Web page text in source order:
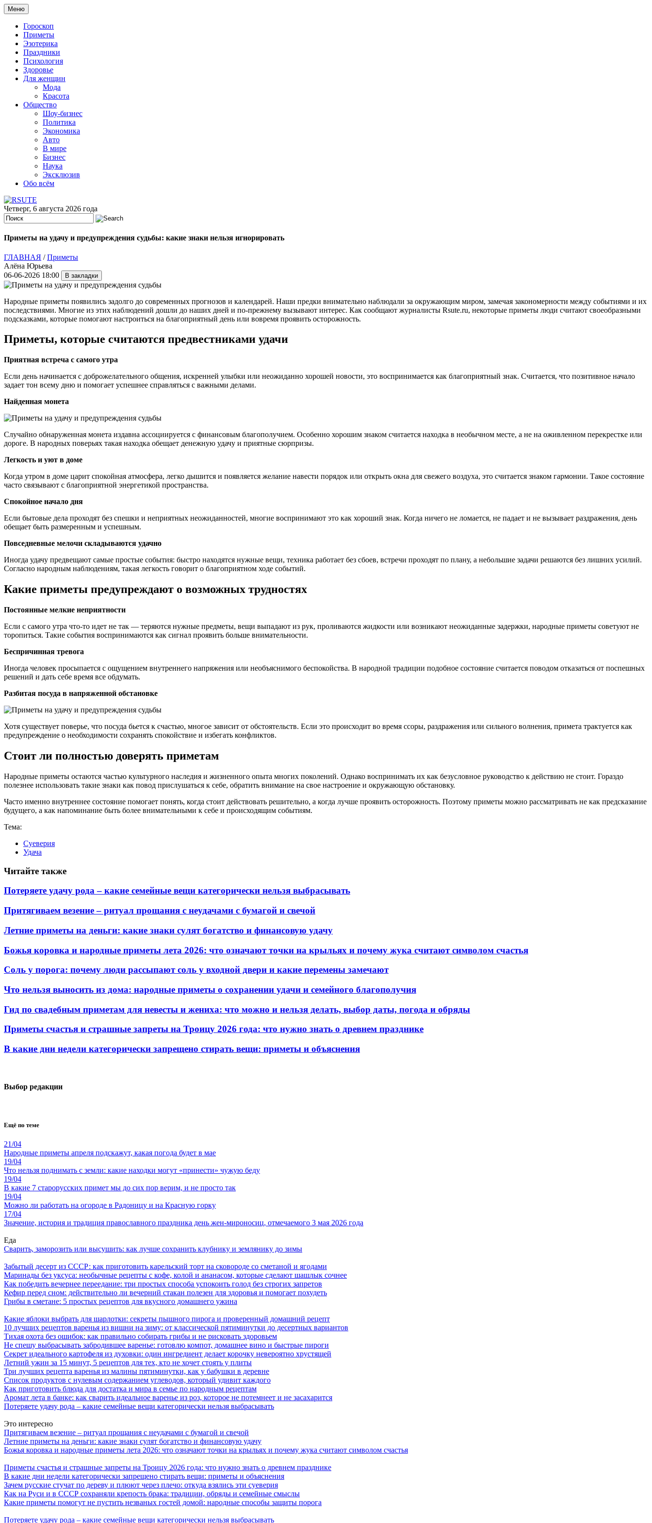
Меню
Гороскоп
Приметы
Эзотерика
Праздники
Психология
Здоровье
Для женщин
Мода
Красота
Общество
Шоу-бизнес
Политика
Экономика
Авто
В мире
Бизнес
Наука
Эксклюзив
Обо всём
Четверг, 6 августа 2026 года
Приметы на удачу и предупреждения судьбы: какие знаки нельзя игнорировать
ГЛАВНАЯ /Приметы
Алёна Юрьева
06-06-2026 18:00
Народные приметы появились задолго до современных прогнозов и календарей. Наши предки внимательно наблюдали за окружающим миром, замечая закономерности между событиями и их
последствиями. Многие из этих наблюдений дошли до наших дней и по-прежнему вызывают интерес. Как сообщают журналисты Rsute.ru, некоторые приметы люди считают своеобразными
подсказками, которые помогают настроиться на благоприятный день или вовремя проявить осторожность.
Приметы, которые считаются предвестниками удачи
Приятная встреча с самого утра
Если день начинается с доброжелательного общения, искренней улыбки или неожиданно хорошей новости, это воспринимается как благоприятный знак. Считается, что позитивное начало
задает тон всему дню и помогает успешнее справляться с важными делами.
Найденная монета
Случайно обнаруженная монета издавна ассоциируется с финансовым благополучием. Особенно хорошим знаком считается находка в необычном месте, а не на оживленном перекрестке или
дороге. В народных поверьях такая находка обещает денежную удачу и приятные сюрпризы.
Легкость и уют в доме
Когда утром в доме царит спокойная атмосфера, легко дышится и появляется желание навести порядок или открыть окна для свежего воздуха, это считается знаком гармонии. Такое состояние
часто связывают с благоприятной энергетикой пространства.
Спокойное начало дня
Если бытовые дела проходят без спешки и неприятных неожиданностей, многие воспринимают это как хороший знак. Когда ничего не ломается, не падает и не вызывает раздражения, день
обещает быть размеренным и успешным.
Повседневные мелочи складываются удачно
Иногда удачу предвещают самые простые события: быстро находятся нужные вещи, техника работает без сбоев, встречи проходят по плану, а небольшие задачи решаются без лишних усилий.
Согласно народным наблюдениям, такая легкость говорит о благоприятном ходе событий.
Какие приметы предупреждают о возможных трудностях
Постоянные мелкие неприятности
Если с самого утра что-то идет не так — теряются нужные предметы, вещи выпадают из рук, проливаются жидкости или возникают неожиданные задержки, народные приметы советуют не
торопиться. Такие события воспринимаются как сигнал проявить больше внимательности.
Беспричинная тревога
Иногда человек просыпается с ощущением внутреннего напряжения или необъяснимого беспокойства. В народной традиции подобное состояние считается поводом отказаться от поспешных
решений и дать себе время все обдумать.
Разбитая посуда в напряженной обстановке
Хотя существует поверье, что посуда бьется к счастью, многое зависит от обстоятельств. Если это происходит во время ссоры, раздражения или сильного волнения, примета трактуется как
предупреждение о необходимости сохранять спокойствие и избегать конфликтов.
Стоит ли полностью доверять приметам
Народные приметы остаются частью культурного наследия и жизненного опыта многих поколений. Однако воспринимать их как безусловное руководство к действию не стоит. Гораздо
полезнее использовать такие знаки как повод прислушаться к себе, обратить внимание на свое настроение и окружающую обстановку.
Часто именно внутреннее состояние помогает понять, когда стоит действовать решительно, а когда лучше проявить осторожность. Поэтому приметы можно рассматривать не как предсказание
будущего, а как напоминание быть более внимательными к себе и происходящим событиям.
Тема:
Суеверия
Удача
Читайте также
Потеряете удачу рода – какие семейные вещи категорически нельзя выбрасывать
Притягиваем везение – ритуал прощания с неудачами с бумагой и свечой
Летние приметы на деньги: какие знаки сулят богатство и финансовую удачу
Божья коровка и народные приметы лета 2026: что означают точки на крыльях и почему жука считают символом счастья
Соль у порога: почему люди рассыпают соль у входной двери и какие перемены замечают
Что нельзя выносить из дома: народные приметы о сохранении удачи и семейного благополучия
Гид по свадебным приметам для невесты и жениха: что можно и нельзя делать, выбор даты, погода и обряды
Приметы счастья и страшные запреты на Троицу 2026 года: что нужно знать о древнем празднике
В какие дни недели категорически запрещено стирать вещи: приметы и объяснения
Выбор редакции
Ещё по теме
21/04
Народные приметы апреля подскажут, какая погода будет в мае
19/04
Что нельзя поднимать с земли: какие находки могут «принести» чужую беду
19/04
В какие 7 старорусских примет мы до сих пор верим, и не просто так
19/04
Можно ли работать на огороде в Радоницу и на Красную горку
17/04
Значение, история и традиция православного праздника день жен-мироносиц, отмечаемого 3 мая 2026 года
Еда
Сварить, заморозить или высушить: как лучше сохранить клубнику и землянику до зимы
Забытый десерт из СССР: как приготовить карельский торт на сковороде со сметаной и ягодами
Маринады без уксуса: необычные рецепты с кофе, колой и ананасом, которые сделают шашлык сочнее
Как победить вечернее переедание: три простых способа успокоить голод без строгих запретов
Кефир перед сном: действительно ли вечерний стакан полезен для здоровья и помогает похудеть
Грибы в сметане: 5 простых рецептов для вкусного домашнего ужина
Какие яблоки выбрать для шарлотки: секреты пышного пирога и проверенный домашний рецепт
10 лучших рецептов варенья из вишни на зиму: от классической пятиминутки до десертных вариантов
Тихая охота без ошибок: как правильно собирать грибы и не рисковать здоровьем
Не спешу выбрасывать забродившее варенье: готовлю компот, домашнее вино и быстрые пироги
Секрет идеального картофеля из духовки: один ингредиент делает корочку невероятно хрустящей
Летний ужин за 15 минут, 5 рецептов для тех, кто не хочет стоять у плиты
Три лучших рецепта варенья из малины пятиминутки, как у бабушки в деревне
Список продуктов с нулевым содержанием углеводов, который удивит каждого
Как приготовить блюда для достатка и мира в семье по народным рецептам
Аромат лета в банке: как сварить идеальное варенье из роз, которое не потемнеет и не засахарится
Потеряете удачу рода – какие семейные вещи категорически нельзя выбрасывать
Это интересно
Притягиваем везение – ритуал прощания с неудачами с бумагой и свечой
Летние приметы на деньги: какие знаки сулят богатство и финансовую удачу
Божья коровка и народные приметы лета 2026: что означают точки на крыльях и почему жука считают символом счастья
Приметы счастья и страшные запреты на Троицу 2026 года: что нужно знать о древнем празднике
В какие дни недели категорически запрещено стирать вещи: приметы и объяснения
Зачем русские стучат по дереву и плюют через плечо: откуда взялись эти суеверия
Как на Руси и в СССР сохраняли крепость брака: традиции, обряды и семейные смыслы
Какие приметы помогут не пустить незваных гостей домой: народные способы защиты порога
Потеряете удачу рода – какие семейные вещи категорически нельзя выбрасывать